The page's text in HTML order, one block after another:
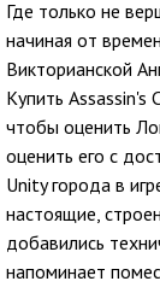
Где только не
начиная от
Викторианской
Купить Assassin's
чтобы оценить
оценить его с
Unity города в
настоящие,
добавились
напоминает